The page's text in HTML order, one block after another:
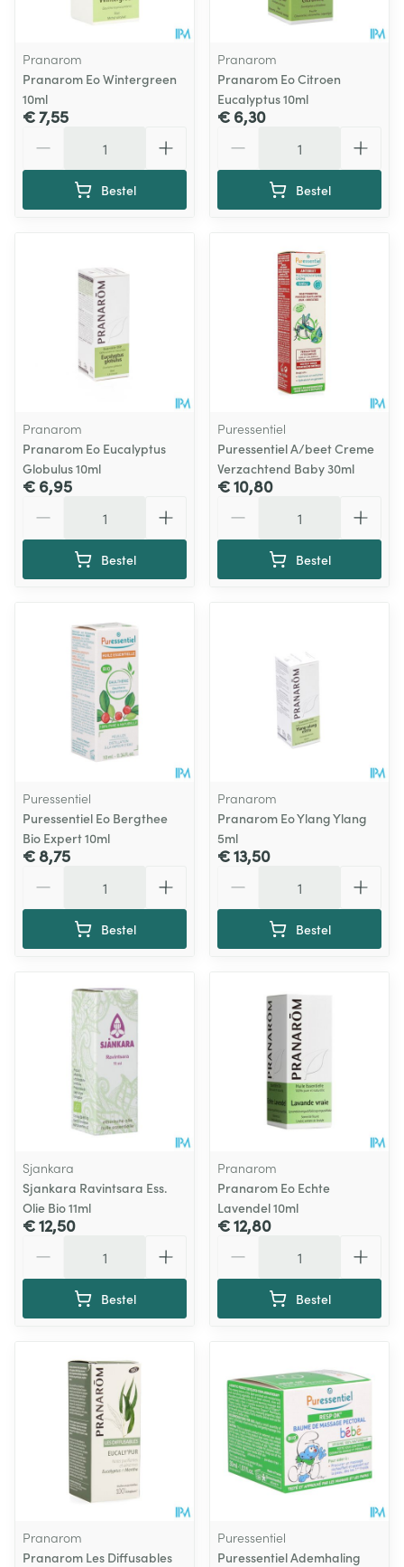
Pranarom
Pranarom Eo Wintergreen
10ml
€ 7,55
Bestel
Pranarom
Pranarom Eo Citroen
Eucalyptus 10ml
€ 6,30
Bestel
Pranarom
Pranarom Eo Eucalyptus
Globulus 10ml
€ 6,95
Bestel
Puressentiel
Puressentiel A/beet Creme
Verzachtend Baby 30ml
€ 10,80
Bestel
Puressentiel
Puressentiel Eo Bergthee
Bio Expert 10ml
€ 8,75
Bestel
Pranarom
Pranarom Eo Ylang Ylang
5ml
€ 13,50
Bestel
Sjankara
Sjankara Ravintsara Ess.
Olie Bio 11ml
€ 12,50
Bestel
Pranarom
Pranarom Eo Echte
Lavendel 10ml
€ 12,80
Bestel
Pranarom
Pranarom Les Diffusables
Puressentiel
Puressentiel Ademhaling